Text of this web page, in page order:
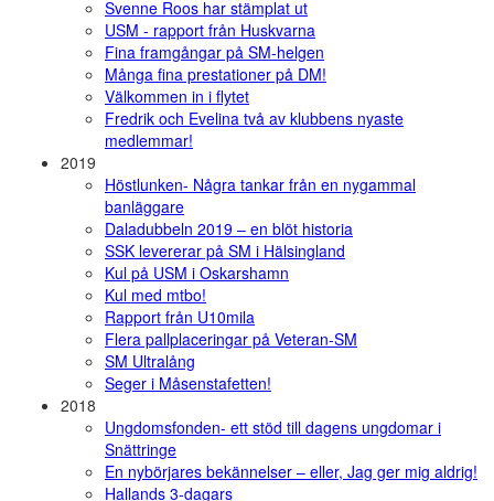
Svenne Roos har stämplat ut
USM - rapport från Huskvarna
Fina framgångar på SM-helgen
Många fina prestationer på DM!
Välkommen in i flytet
Fredrik och Evelina två av klubbens nyaste
medlemmar!
2019
Höstlunken- Några tankar från en nygammal
banläggare
Daladubbeln 2019 – en blöt historia
SSK levererar på SM i Hälsingland
Kul på USM i Oskarshamn
Kul med mtbo!
Rapport från U10mila
Flera pallplaceringar på Veteran-SM
SM Ultralång
Seger i Måsenstafetten!
2018
Ungdomsfonden- ett stöd till dagens ungdomar i
Snättringe
En nybörjares bekännelser – eller, Jag ger mig aldrig!
Hallands 3-dagars